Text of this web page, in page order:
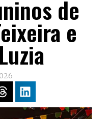
de
e